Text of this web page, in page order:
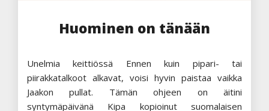
Huominen on tänään
Unelmia keittiössä Ennen kuin pipari- tai
piirakkatalkoot alkavat, voisi hyvin paistaa vaikka
Jaakon pullat. Tämän ohjeen on äitini
syntymäpäivänä Kipa kopioinut suomalaisen